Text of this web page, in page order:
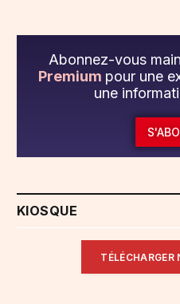
Abonnez-vous
Premium pour une
une
KIOSQUE
TÉLÉCHARGER